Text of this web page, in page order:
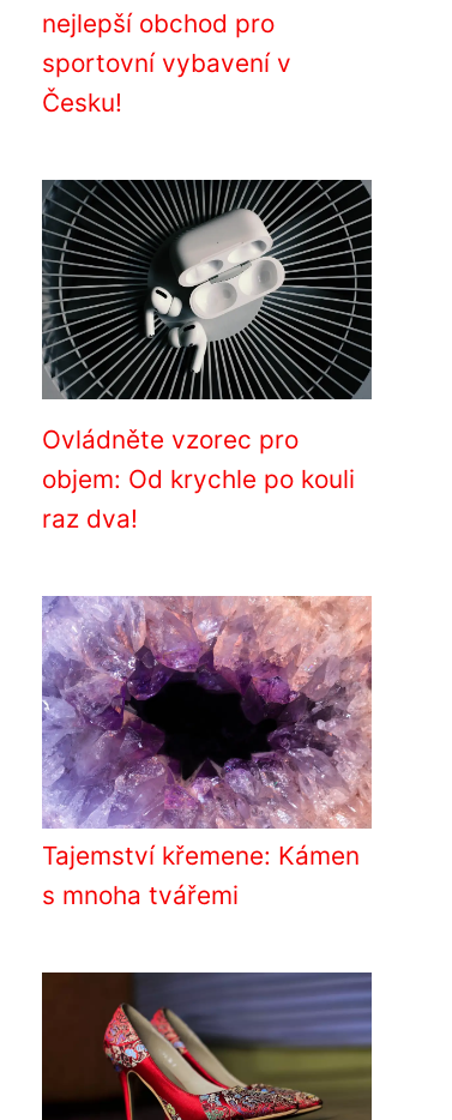
nejlepší obchod pro
sportovní vybavení v
Česku!
Ovládněte vzorec pro
objem: Od krychle po kouli
raz dva!
Tajemství křemene: Kámen
s mnoha tvářemi